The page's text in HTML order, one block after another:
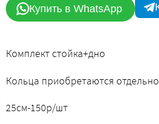
Купить в WhatsApp
Комплект стойка+дно
Кольца приобретаются
25см-150р/шт